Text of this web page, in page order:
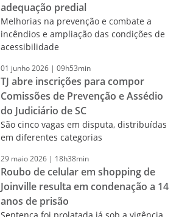
adequação predial
Melhorias na prevenção e combate a
incêndios e ampliação das condições de
acessibilidade
01 junho2026 | 09h53min
TJ abre inscrições para compor
Comissões de Prevenção e Assédio
do Judiciário de SC
São cinco vagas em disputa, distribuídas
em diferentes categorias
29 maio2026 | 18h38min
Roubo de celular em shopping de
Joinville resulta em condenação a 14
anos de prisão